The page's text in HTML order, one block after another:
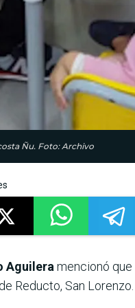
Ñu. Foto: Archivo
Aguilera mencionó que
Reducto, San Lorenzo.